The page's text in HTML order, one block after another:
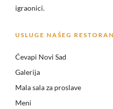
igraonici.
USLUGE NAŠEG
Ćevapi Novi Sad
Galerija
Mala sala za proslave
Meni